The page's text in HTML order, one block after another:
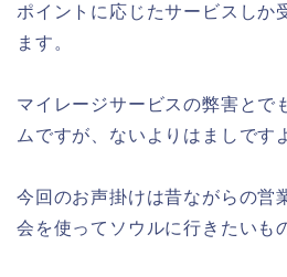
ポイントに応じたサービスしか
ます。
マイレージサービスの弊害とで
ムですが、ないよりはましです
今回のお声掛けは昔ながらの
会を使ってソウルに行きたいも